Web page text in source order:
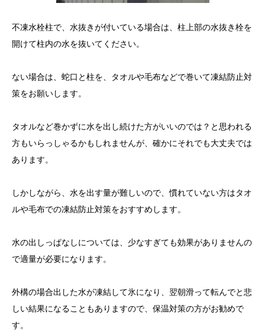
不凍水栓柱で、水抜きが付いている場合は、柱上部の水抜き栓を
開けて柱内の水を抜いてください。
ない場合は、蛇口と柱を、タオルや毛布などで巻いて凍結防止対
策をお願いします。
タオルなど巻かずに水を出し続けた方がいいのでは？と思われる
方もいらっしゃるかもしれませんが、確かにそれでも大丈夫では
あります。
しかしながら、水を出す量が難しいので、慣れていない方はタオ
ルや毛布での凍結防止対策をおすすめします。
水の出しっぱなしについては、少なすぎても効果がありませんの
で適量が必要になります。
外構の場合出した水が凍結して氷になり、翌朝滑って転んでと悲
しい結果になることもありますので、保温対策の方がお勧めで
す。